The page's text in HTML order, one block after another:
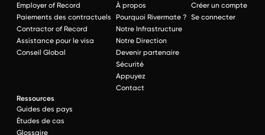
Employer of Record
Paiements des contractuels
Contractor of Record
Assistance pour le visa
Conseil Global
À propos
Pourquoi Rivermate ?
Notre Infrastructure
Notre Direction
Devenir partenaire
Sécurité
Appuyez
Contact
Créer un compte
Se connecter
Ressources
Guides des pays
Études de cas
Glossaire